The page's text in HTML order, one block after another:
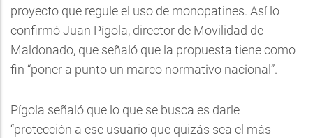
proyecto que regule el uso de monopatines. Así lo
confirmó Juan Pígola, director de Movilidad de
Maldonado, que señaló que la propuesta tiene como
fin “poner a punto un marco normativo nacional”.
Pígola señaló que lo que se busca es darle
“protección a ese usuario que quizás sea el más